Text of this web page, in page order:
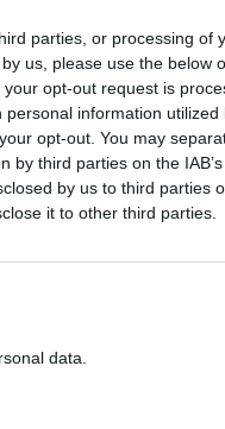
parties, or processing of
us, please use the below
opt-out request is
information
opt-out. You may
third parties on the
by us to third parties
it to other third parties.
data.